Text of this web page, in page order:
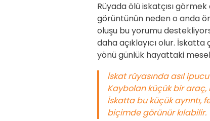
Rüyada ölü iskatçısı görmek
görüntünün neden o anda
oluşu bu yorumu
daha açıklayıcı olur.
yönü günlük hayattaki
İskat rüyasında asıl
Kaybolan küçük bir
İskatta bu küçük ayrıntı,
biçimde görünür kılabilir.